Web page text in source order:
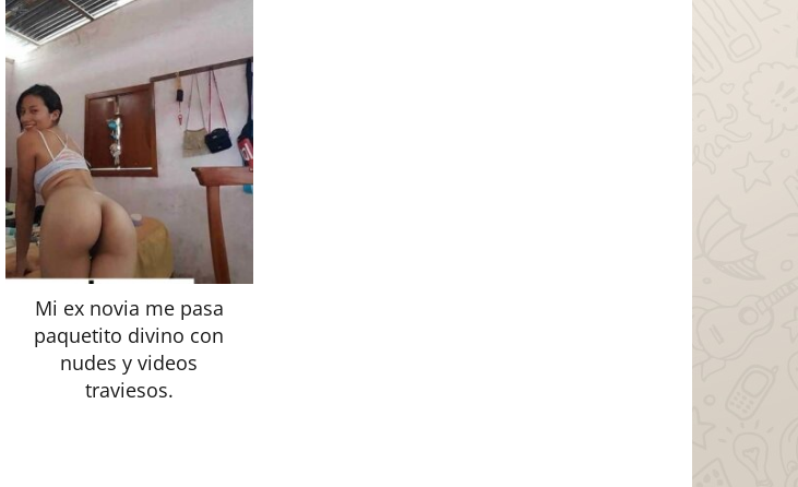
Mi ex novia me pasa
paquetito divino con
nudes y videos
traviesos.